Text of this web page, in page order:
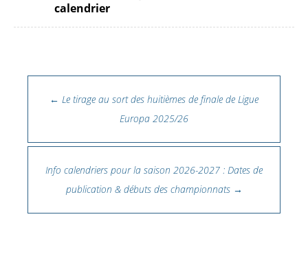
calendrier
← Le tirage au sort des huitièmes de finale de Ligue
Europa 2025/26
Info calendriers pour la saison 2026-2027 : Dates de
publication & débuts des championnats →